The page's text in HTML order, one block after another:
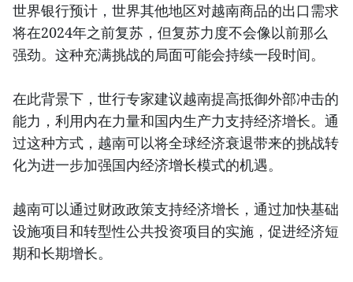
世界银行预计，世界其他地区对越南商品的出口需求
将在2024年之前复苏，但复苏力度不会像以前那么
强劲。这种充满挑战的局面可能会持续一段时间。
在此背景下，世行专家建议越南提高抵御外部冲击的
能力，利用内在力量和国内生产力支持经济增长。通
过这种方式，越南可以将全球经济衰退带来的挑战转
化为进一步加强国内经济增长模式的机遇。
越南可以通过财政政策支持经济增长，通过加快基础
设施项目和转型性公共投资项目的实施，促进经济短
期和长期增长。